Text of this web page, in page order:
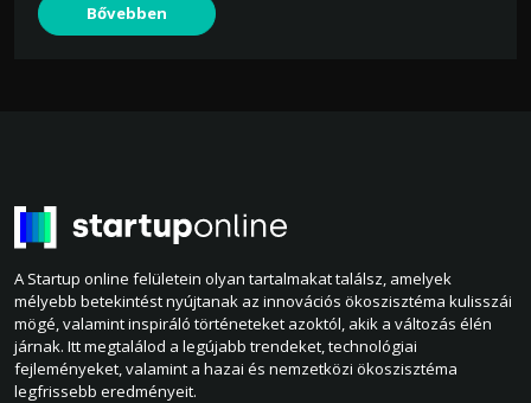
Bővebben
A Startup online felületein olyan tartalmakat találsz, amelyek
mélyebb betekintést nyújtanak az innovációs ökoszisztéma kulisszái
mögé, valamint inspiráló történeteket azoktól, akik a változás élén
járnak. Itt megtalálod a legújabb trendeket, technológiai
fejleményeket, valamint a hazai és nemzetközi ökoszisztéma
legfrissebb eredményeit.